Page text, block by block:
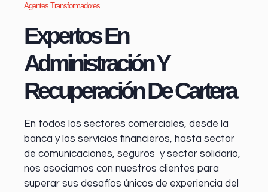
Agentes Transformadores
Expertos En
Administración Y
Recuperación De Cartera
En todos los sectores comerciales, desde la
banca y los servicios financieros, hasta sector
de comunicaciones, seguros y sector solidario,
nos asociamos con nuestros clientes para
superar sus desafíos únicos de experiencia del